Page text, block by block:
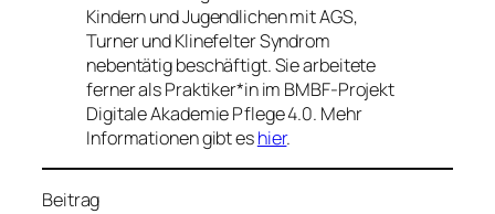
Kindern und Jugendlichen mit AGS,
Turner und Klinefelter Syndrom
nebentätig beschäftigt. Sie arbeitete
ferner als Praktiker*in im BMBF-Projekt
Digitale Akademie Pflege 4.0. Mehr
Informationen gibt eshier.
Beitrag